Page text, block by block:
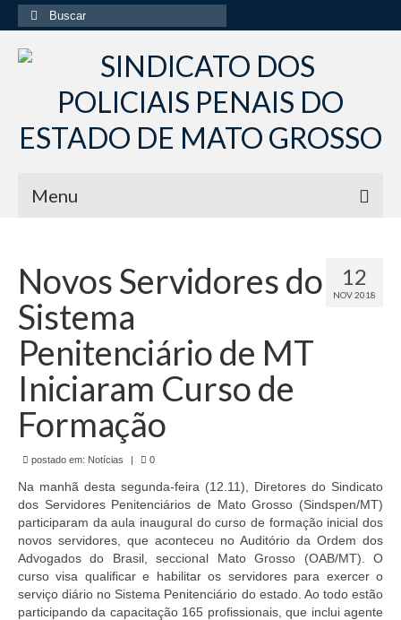
Buscar
por:
Menu
Institucional
Diretoria Sindsppen
Histórico do Sindsppen
Histórico do Sistema Penitenciário do Estado
de Mato Grosso
Formulário de Requerimento Padrão Sindsppen
Estatuto do Sindsppen
Tabela Salarial do Sistema Penitenciário
Serviços prestados pelo Sindicato dos
Servidores Penitenciários de Mato Grosso
Filie-se
12
NOV 2018
Novos Servidores do
Sistema
Penitenciário de MT
Iniciaram Curso de
Formação
postado em: Notícias | 0
Na manhã desta segunda-feira (12.11), Diretores do Sindicato
dos Servidores Penitenciários de Mato Grosso (Sindspen/MT)
participaram da aula inaugural do curso de formação inicial dos
novos servidores, que aconteceu no Auditório da Ordem dos
Advogados do Brasil, seccional Mato Grosso (OAB/MT). O
curso visa qualificar e habilitar os servidores para exercer o
serviço diário no Sistema Penitenciário do estado. Ao todo estão
participando da capacitação 165 profissionais, que inclui agente